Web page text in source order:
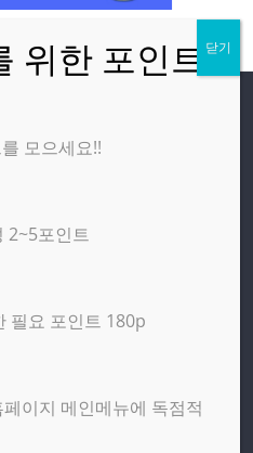
모으세요!!
2~5포인트
필요 포인트 180p
이지 메인메뉴에 독점적